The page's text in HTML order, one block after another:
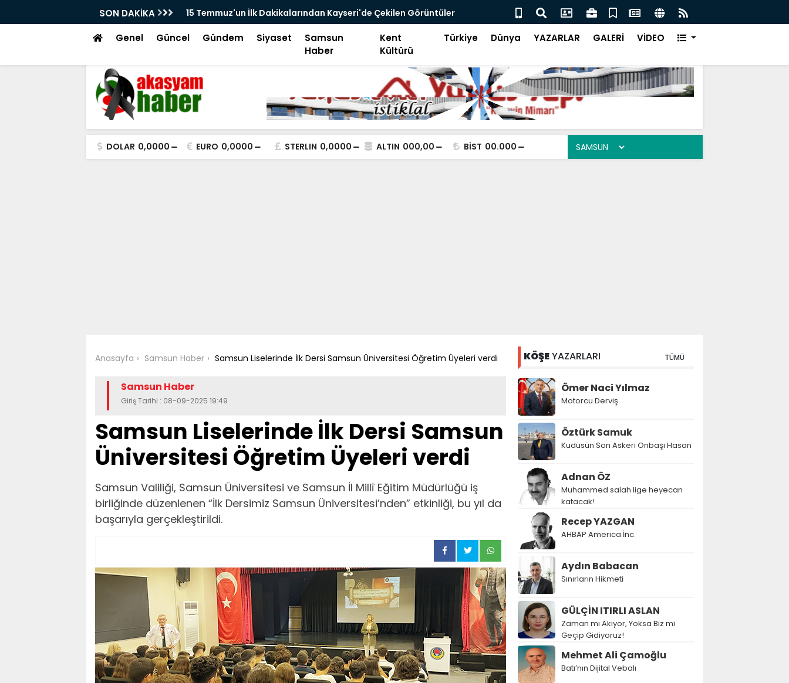
SON DAKİKA
İlk Dakikalarından Kayseri'de Çekilen Görüntüler
Ferhat Çakır'ın Meydandaki Çağrısı Kamerada
Beğeni Avcılığı, Ego Enflasyonu ve Çelişkiler Çağı İFAM'da Büyük İcazet Heyecanı
Genel Güncel Gündem Siyaset
Samsun
Haber
Kent
Kültürü
Türkiye Dünya YAZARLAR GALERİ VİDEO
DOLAR 0,0000 EURO 0,0000 STERLIN 0,0000 ALTIN 000,00 BİST 00.000
Anasayfa Samsun Haber Samsun Liselerinde İlk Dersi Samsun Üniversitesi Öğretim Üyeleri verdi
Samsun Haber
Giriş Tarihi : 08-09-2025 19:49
Samsun Liselerinde İlk Dersi Samsun
Üniversitesi Öğretim Üyeleri verdi
Samsun Valiliği, Samsun Üniversitesi ve Samsun İl Millî Eğitim Müdürlüğü iş
birliğinde düzenlenen “İlk Dersimiz Samsun Üniversitesi’nden” etkinliği, bu yıl da
başarıyla gerçekleştirildi.
KÖŞEYAZARLARI TÜMÜ
Ömer Naci Yılmaz
Motorcu Derviş
Öztürk Samuk
Kudüsün Son Askeri Onbaşı Hasan
Adnan ÖZ
Muhammed salah lige heyecan
katacak!
Recep YAZGAN
AHBAP America İnc.
Aydın Babacan
Sınırların Hikmeti
GÜLÇİN ITIRLI ASLAN
Zaman mı Akıyor, Yoksa Biz mi
Geçip Gidiyoruz!
Mehmet Ali Çamoğlu
Batı’nın Dijital Vebalı